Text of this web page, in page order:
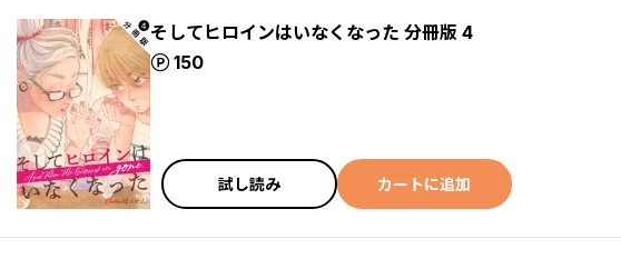
そしてヒロインはいなくなった 分冊版 4
150
ポイント
試し読み カートに追加